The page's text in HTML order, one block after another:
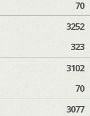
70
3252
323
3102
70
3077